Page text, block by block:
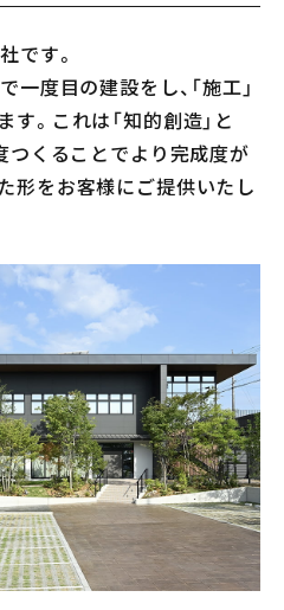
付時間】9:00〜17:00
お問い合わせ
です。
一度目の建設をし、「施工」
。これは「知的創造」と
つくることでより完成度が
形をお客様にご提供いたし